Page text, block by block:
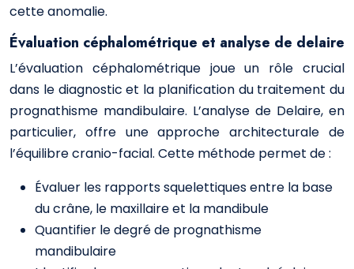
cette anomalie.
Évaluation céphalométrique et analyse de delaire
L’évaluation céphalométrique joue un rôle crucial
dans le diagnostic et la planification du traitement du
prognathisme mandibulaire. L’analyse de Delaire, en
particulier, offre une approche architecturale de
l’équilibre cranio-facial. Cette méthode permet de :
Évaluer les rapports squelettiques entre la base
du crâne, le maxillaire et la mandibule
Quantifier le degré de prognathisme
mandibulaire